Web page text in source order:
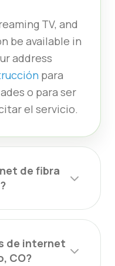
TV, and
be available in
address
para
o para ser
el servicio.
de fibra
de internet
CO?